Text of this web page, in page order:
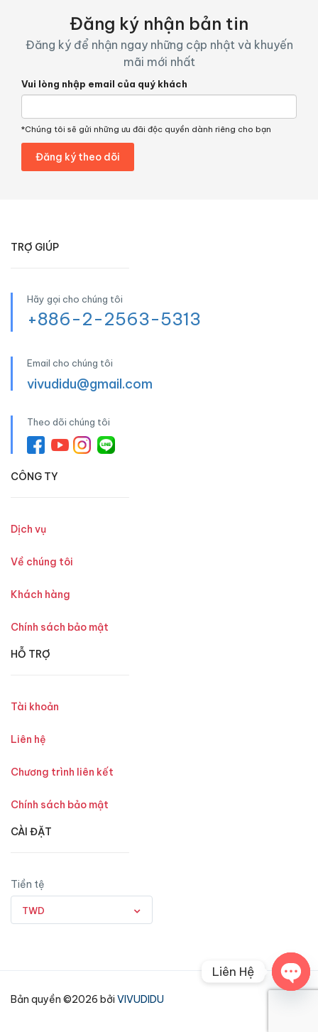
Đăng ký nhận bản tin
Đăng ký để nhận ngay những cập nhật và khuyến
mãi mới nhất
Vui lòng nhập email của quý khách
*Chúng tôi sẽ gửi những ưu đãi độc quyền dành riêng cho bạn
TRỢ GIÚP
Hãy gọi cho chúng tôi
+886-2-2563-5313
Email cho chúng tôi
vivudidu@gmail.com
Theo dõi chúng tôi
CÔNG TY
Dịch vụ
Về chúng tôi
Khách hàng
Chính sách bảo mật
HỖ TRỢ
Tài khoản
Liên hệ
Chương trình liên kết
Chính sách bảo mật
CÀI ĐẶT
Tiền tệ
TWD
Bản quyền ©2026 bởi VIVUDIDU
Liên Hệ